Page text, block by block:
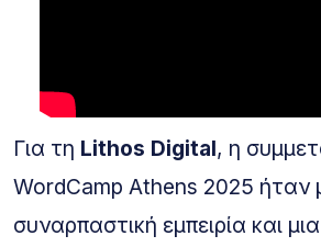
Για τη Lithos Digital, η
WordCamp Athens 2025 ήταν
συναρπαστική εμπειρία και